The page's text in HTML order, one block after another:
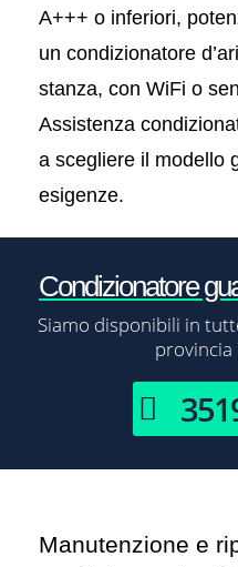
A+++ o inferiori,
un condizionatore
stanza, con WiFi o
Assistenza
a scegliere il modello
esigenze.
Condizionatore
Siamo disponibili in
provincia
Manutenzione e